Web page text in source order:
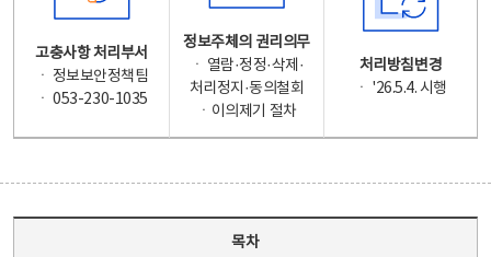
고충사항 처리부서
ㆍ 정보보안정책팀
ㆍ 053-230-1035
정보주체의 권리의무
ㆍ 열람·정정·삭제·
처리정지·동의철회
ㆍ이의제기 절차
처리방침변경
ㆍ '26.5.4. 시행
목차